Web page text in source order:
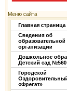
Меню сайта
Главная страница
Сведения об
образовательной
организации
Дошкольное
Детский сад №560
Городской
«Фрегат»